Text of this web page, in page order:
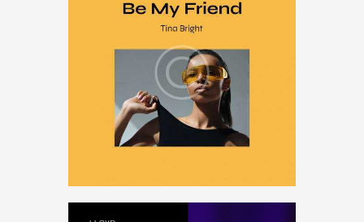
Be My Friend